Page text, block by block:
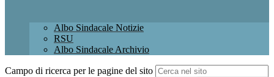
Albo Sindacale Notizie
RSU
Albo Sindacale Archivio
Campo di ricerca per le pagine del sito